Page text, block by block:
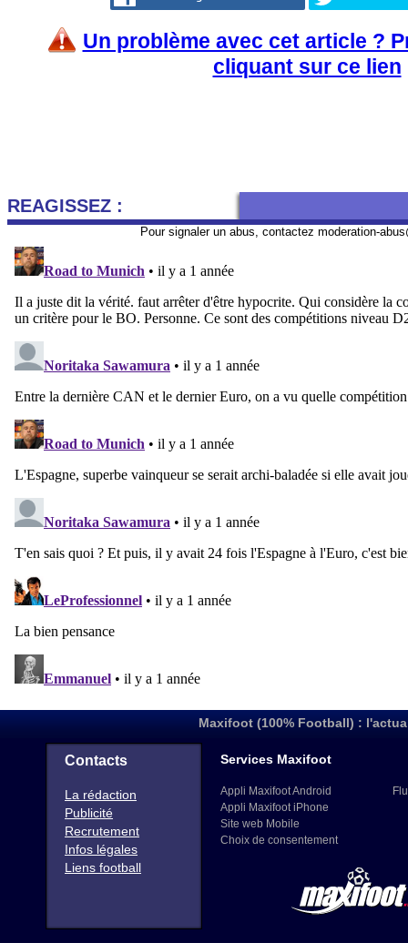
Un problème avec cet article ?
cliquant sur ce lien
REAGISSEZ :
Pour signaler un abus, contactez moderation-
Maxifoot (100% Football) :
Contacts
La rédaction
Publicité
Recrutement
Infos légales
Liens football
Services Maxifoot
Appli Maxifoot Android
Appli Maxifoot iPhone
Site web Mobile
Choix de consentement